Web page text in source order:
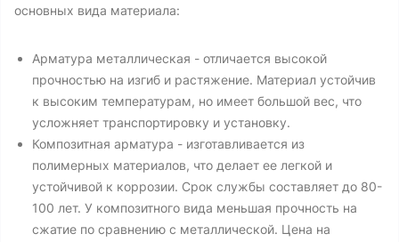
основных вида материала:
Арматура металлическая - отличается высокой
прочностью на изгиб и растяжение. Материал устойчив
к высоким температурам, но имеет большой вес, что
усложняет транспортировку и установку.
Композитная арматура - изготавливается из
полимерных материалов, что делает ее легкой и
устойчивой к коррозии. Срок службы составляет до 80-
100 лет. У композитного вида меньшая прочность на
сжатие по сравнению с металлической. Цена на